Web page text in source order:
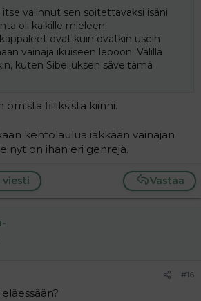
itse valinnut sen soitettavaksi isäni
oli kaikille mieleen.
ovat kuin ovatkin usein
vainaja ikuiseen lepoon. Välillä
kuten Sibeliuksen säveltämä
omista fiiliksistä kiinni.
kehtolaulua iäkkään vainajan
nyt on ihan eri genrejä.
Vastaa
#16